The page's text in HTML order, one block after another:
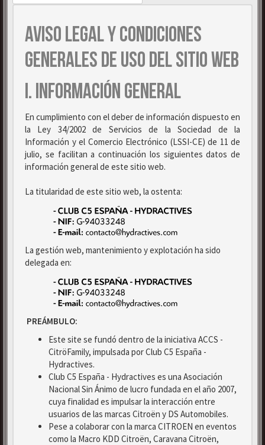
AVISO LEGAL Y CONDICIONES
GENERALES DE USO DEL SITIO WEB
I. INFORMACIÓN GENERAL
En cumplimiento con el deber de información dispuesto en
la Ley 34/2002 de Servicios de la Sociedad de la
Información y el Comercio Electrónico (LSSI-CE) de 11 de
julio, se facilitan a continuación los siguientes datos de
información general de este sitio web.
La titularidad de este sitio web, la ostenta:
La gestión web, mantenimiento y explotación ha sido
delegada en:
PREÁMBULO:
Este site se fundó dentro de la iniciativa ACCS -
CitröFamily, impulsada por Club C5 España -
Hydractives.
Club C5 España - Hydractives es una Asociación
Nacional Sin Ánimo de lucro fundada en el año 2007,
cuya finalidad es impulsar la interacción entre
usuarios de las marcas Citroën y DS Automobiles.
Pese a colaborar con la marca CITROEN en eventos
como la Macro KDD Citroën, Caravana Citroën,